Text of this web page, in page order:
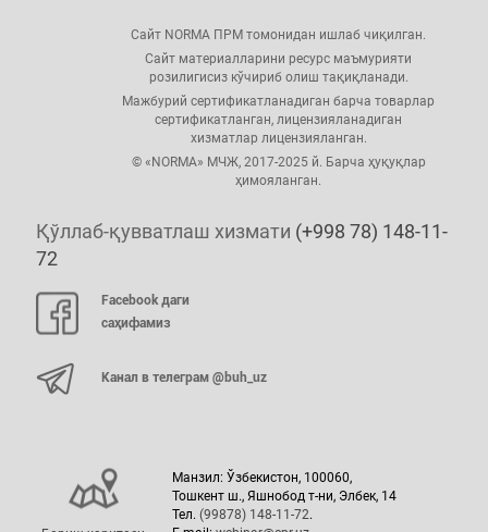
Сайт NORMA ПРМ томонидан ишлаб чиқилган.
Сайт материалларини ресурс маъмурияти
розилигисиз кўчириб олиш тақиқланади.
Мажбурий сертификатланадиган барча товарлар
сертификатланган, лицензияланадиган
хизматлар лицензияланган.
© «NORMA» МЧЖ, 2017-2025 й. Барча ҳуқуқлар
ҳимояланган.
Қўллаб-қувватлаш хизмати (+998 78) 148-11-
72
Facebook даги
саҳифамиз
Канал в телеграм @buh_uz
Манзил: Ўзбекистон, 100060,
Тошкент ш., Яшнобод т-ни, Элбек, 14
Тел. (99878) 148-11-72.